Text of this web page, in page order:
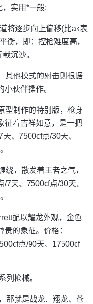
，实用*一般;
将逐步向上偏移(比ak表
衡，即：控枪难度高，
沉沙。
其他模式的射击则根据
伙伴操作。
型制作的特别版，枪身
征着吉祥如意，是一把
、7500cf点/30天、
绕，散发着王者之气，
7天、7500cf点/30天、
配以耀龙外观，金色
的象征。价格：
点/90天、17500cf
列枪械。
那就是战龙、翔龙、苍